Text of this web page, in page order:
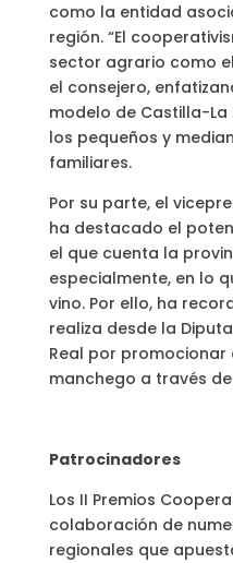
como la entidad
región. “El
sector agrario como
el consejero,
modelo de Castilla-La
los pequeños y
familiares.
Por su parte, el
ha destacado el
el que cuenta la
especialmente, en lo
vino. Por ello, ha
realiza desde la
Real por
manchego a través de
Patrocinadores
Los II Premios
colaboración de
regionales que